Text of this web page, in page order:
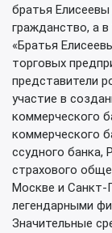
братья
гражданство, а
«Братья
торговых
представители
участие в
коммерческого
коммерческого
ссудного банка,
страхового
Москве и Санкт-
легендарными
Значительные